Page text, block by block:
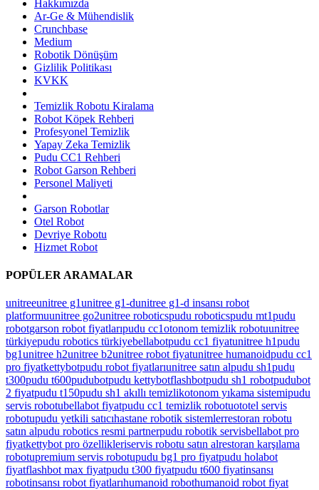
Hakkımızda
Ar-Ge & Mühendislik
Crunchbase
Medium
Robotik Dönüşüm
Gizlilik Politikası
KVKK
Temizlik Robotu Kiralama
Robot Köpek Rehberi
Profesyonel Temizlik
Yapay Zeka Temizlik
Pudu CC1 Rehberi
Robot Garson Rehberi
Personel Maliyeti
Garson Robotlar
Otel Robot
Devriye Robotu
Hizmet Robot
POPÜLER ARAMALAR
unitreeunitree g1unitree g1-dunitree g1-d insansı robot
platformuunitree go2unitree roboticspudu roboticspudu mt1pudu
robotgarson robot fiyatlarıpudu cc1otonom temizlik robotuunitree
türkiyepudu robotics türkiyebellabotpudu cc1 fiyatunitree h1pudu
bg1unitree h2unitree b2unitree robot fiyatunitree humanoidpudu cc1
pro fiyatkettybotpudu robot fiyatlarıunitree satın alpudu sh1pudu
t300pudu t600pudubotpudu kettybotflashbotpudu sh1 robotpudubot
2 fiyatpudu t150pudu sh1 akıllı temizlikotonom yıkama sistemipudu
servis robotubellabot fiyatpudu cc1 temizlik robotuototel servis
robotupudu yetkili satıcıhastane robotik sistemlerrestoran robotu
satın alpudu robotics resmi partnerpudu robotik servisbellabot pro
fiyatkettybot pro özellikleriservis robotu satın alrestoran karşılama
robotupremium servis robotupudu bg1 pro fiyatpudu holabot
fiyatflashbot max fiyatpudu t300 fiyatpudu t600 fiyatinsansı
robotinsansı robot fiyatlarıhumanoid robothumanoid robot fiyat